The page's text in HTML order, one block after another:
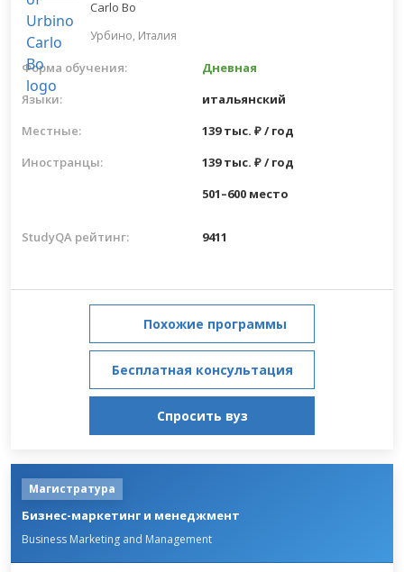
Carlo Bo
Урбино, Италия
Форма обучения:
Дневная
Языки:
итальянский
Местные:
139 тыс. ₽ / год
Иностранцы:
139 тыс. ₽ / год
501–600 место
StudyQA рейтинг: 9411
Похожие программы
Бесплатная консультация
Спросить вуз
Магистратура
Бизнес-маркетинг и менеджмент
Business Marketing and Management